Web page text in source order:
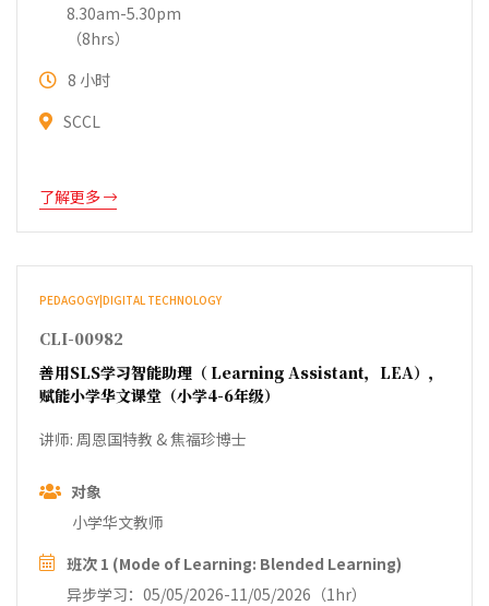
8.30am-5.30pm
（8hrs）
8 小时
SCCL
了解更多
PEDAGOGY|DIGITAL TECHNOLOGY
CLI-00982
善用SLS学习智能助理（ Learning Assistant，LEA），
赋能小学华文课堂（小学4-6年级）
讲师: 周恩国特教 & 焦福珍博士
对象
小学华文教师
班次 1 (Mode of Learning: Blended Learning)
异步学习：05/05/2026-11/05/2026（1hr）